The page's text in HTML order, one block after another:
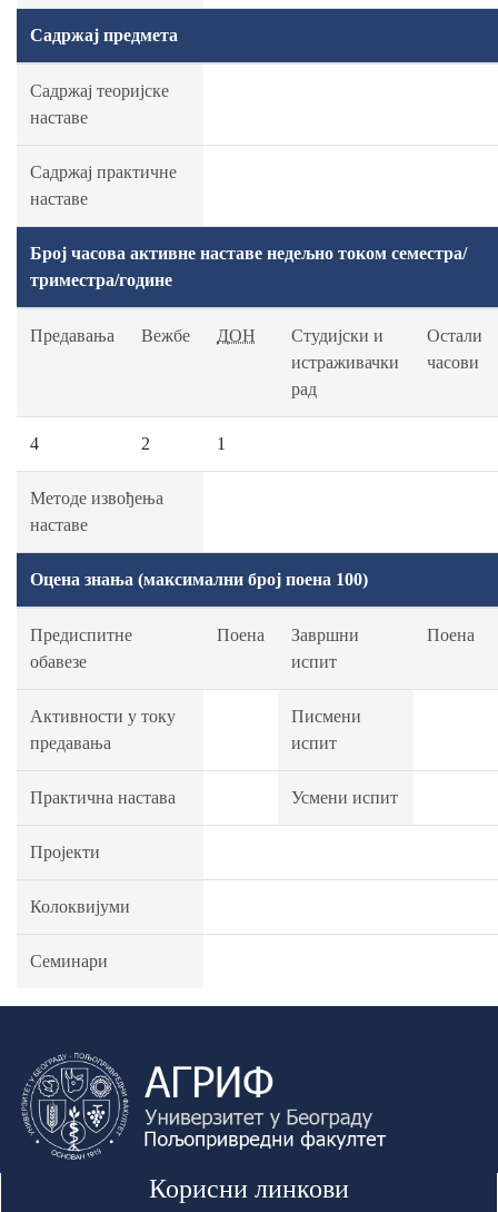
Садржај предмета
Садржај теоријске
наставе
Садржај практичне
наставе
Број часова активне наставе недељно током семестра/
триместра/године
Предавања Вежбе ДОН
Студијски и
истраживачки
рад
Остали
часови
4 2 1
Методе извођења
наставе
Оцена знања (максимални број поена 100)
Предиспитне
обавезе
Поена
Завршни
испит
Поена
Активности у току
предавања
Писмени
испит
Практична настава Усмени испит
Пројекти
Колоквијуми
Семинари
Корисни линкови